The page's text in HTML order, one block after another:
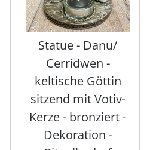
Statue - Danu/
Cerridwen -
keltische Göttin
sitzend mit Votiv-
Kerze - bronziert -
Dekoration -